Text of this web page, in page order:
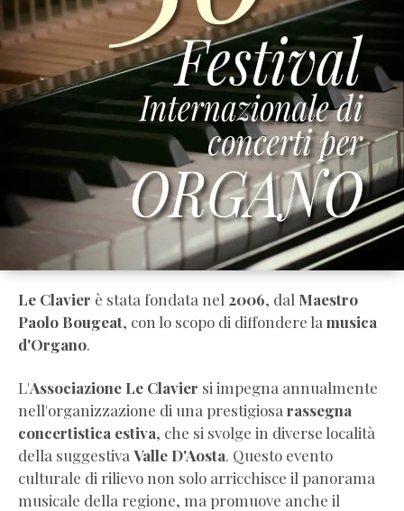
Le Clavier è stata fondata nel 2006, dal Maestro
Paolo Bougeat, con lo scopo di diffondere la musica
d'Organo.
L'Associazione Le Clavier si impegna annualmente
nell'organizzazione di una prestigiosa rassegna
concertistica estiva, che si svolge in diverse località
della suggestiva Valle D'Aosta. Questo evento
culturale di rilievo non solo arricchisce il panorama
musicale della regione, ma promuove anche il